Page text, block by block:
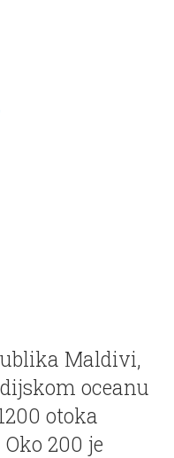
Maldivi,
oceanu
otoka
200 je